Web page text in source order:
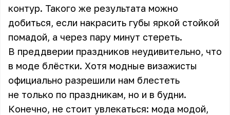
контур. Такого же результата можно
добиться, если накрасить губы яркой стойкой
помадой, а через пару минут стереть.
В преддверии праздников неудивительно, что
в моде блёстки. Хотя модные визажисты
официально разрешили нам блестеть
не только по праздникам, но и в будни.
Конечно, не стоит увлекаться: мода модой,